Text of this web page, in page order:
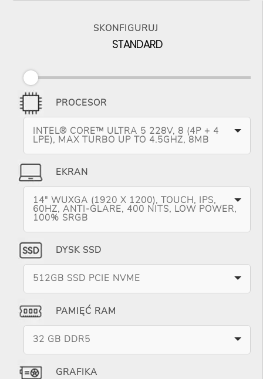
SKONFIGURUJ
STANDARD
PROCESOR
INTEL® CORE™ ULTRA 5 228V, 8 (4P + 4
LPE), MAX TURBO UP TO 4.5GHZ, 8MB
EKRAN
14" WUXGA (1920 X 1200), TOUCH, IPS,
60HZ, ANTI-GLARE, 400 NITS, LOW POWER,
100% SRGB
DYSK SSD
512GB SSD PCIE NVME
PAMIĘĆ RAM
32 GB DDR5
GRAFIKA